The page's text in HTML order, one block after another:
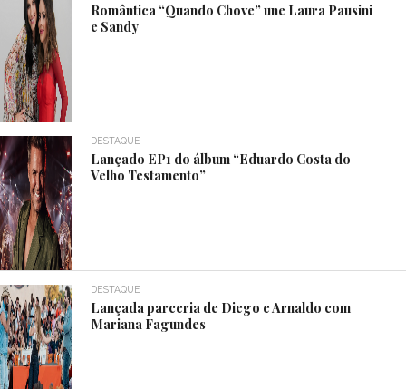
Romântica “Quando Chove” une Laura Pausini
e Sandy
DESTAQUE
Lançado EP1 do álbum “Eduardo Costa do
Velho Testamento”
DESTAQUE
Lançada parceria de Diego e Arnaldo com
Mariana Fagundes